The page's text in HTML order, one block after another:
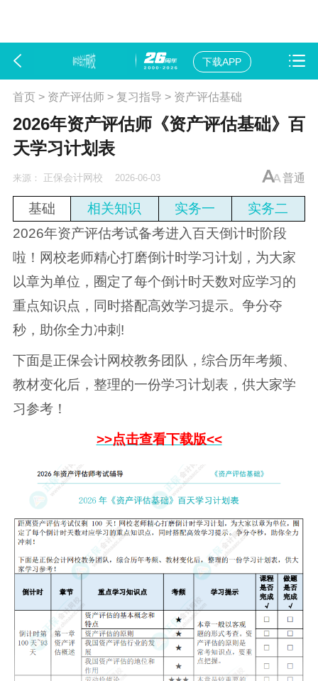
下载APP
首页> 资产评估师> 复习指导 > 资产评估基础
2026年资产评估师《资产评估基础》百
天学习计划表
来源： 正保会计网校 2026-06-03 普通
基础 相关知识 实务一
实务二
2026年资产评估考试备考进入百天倒计时阶段
啦！网校老师精心打磨倒计时学习计划，为大家
以章为单位，圈定了每个倒计时天数对应学习的
重点知识点，同时搭配高效学习提示。争分夺
秒，助你全力冲刺!
下面是正保会计网校教务团队，综合历年考频、
教材变化后，整理的一份学习计划表，供大家学
习参考！
>>点击查看下载版<<